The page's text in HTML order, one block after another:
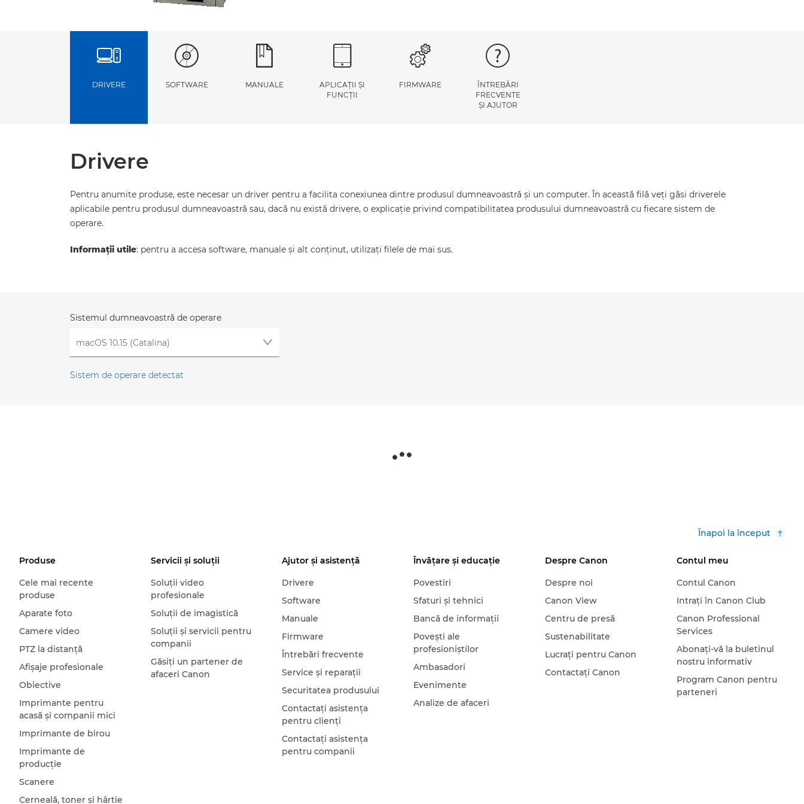
DRIVERE SOFTWARE MANUALE
APLICAŢII ŞI
FUNCŢII
FIRMWARE
ÎNTREBĂRI
FRECVENTE
ŞI AJUTOR
Drivere
Pentru anumite produse, este necesar un driver pentru a facilita conexiunea dintre produsul dumneavoastră şi un computer. În această filă veţi găsi driverele
aplicabile pentru produsul dumneavoastră sau, dacă nu există drivere, o explicaţie privind compatibilitatea produsului dumneavoastră cu fiecare sistem de
operare.
Informaţii utile: pentru a accesa software, manuale şi alt conţinut, utilizaţi filele de mai sus.
Sistemul dumneavoastră de operare
Sistem de operare detectat
Înapoi la început
Produse
Cele mai recente
produse
Aparate foto
Camere video
PTZ la distanţă
Afişaje profesionale
Obiective
Imprimante pentru
acasă şi companii mici
Imprimante de birou
Imprimante de
producţie
Scanere
Cerneală, toner şi hârtie
Servicii şi soluţii
Soluţii video
profesionale
Soluţii de imagistică
Soluţii şi servicii pentru
companii
Găsiţi un partener de
afaceri Canon
Ajutor şi asistenţă
Drivere
Software
Manuale
Firmware
Întrebări frecvente
Service şi reparaţii
Securitatea produsului
Contactaţi asistenţa
pentru clienţi
Contactaţi asistenţa
pentru companii
Învăţare şi educaţie
Povestiri
Sfaturi şi tehnici
Bancă de informaţii
Poveşti ale
profesioniştilor
Ambasadori
Evenimente
Analize de afaceri
Despre Canon
Despre noi
Canon View
Centru de presă
Sustenabilitate
Lucraţi pentru Canon
Contactaţi Canon
Contul meu
Contul Canon
Intraţi în Canon Club
Canon Professional
Services
Abonaţi-vă la buletinul
nostru informativ
Program Canon pentru
parteneri